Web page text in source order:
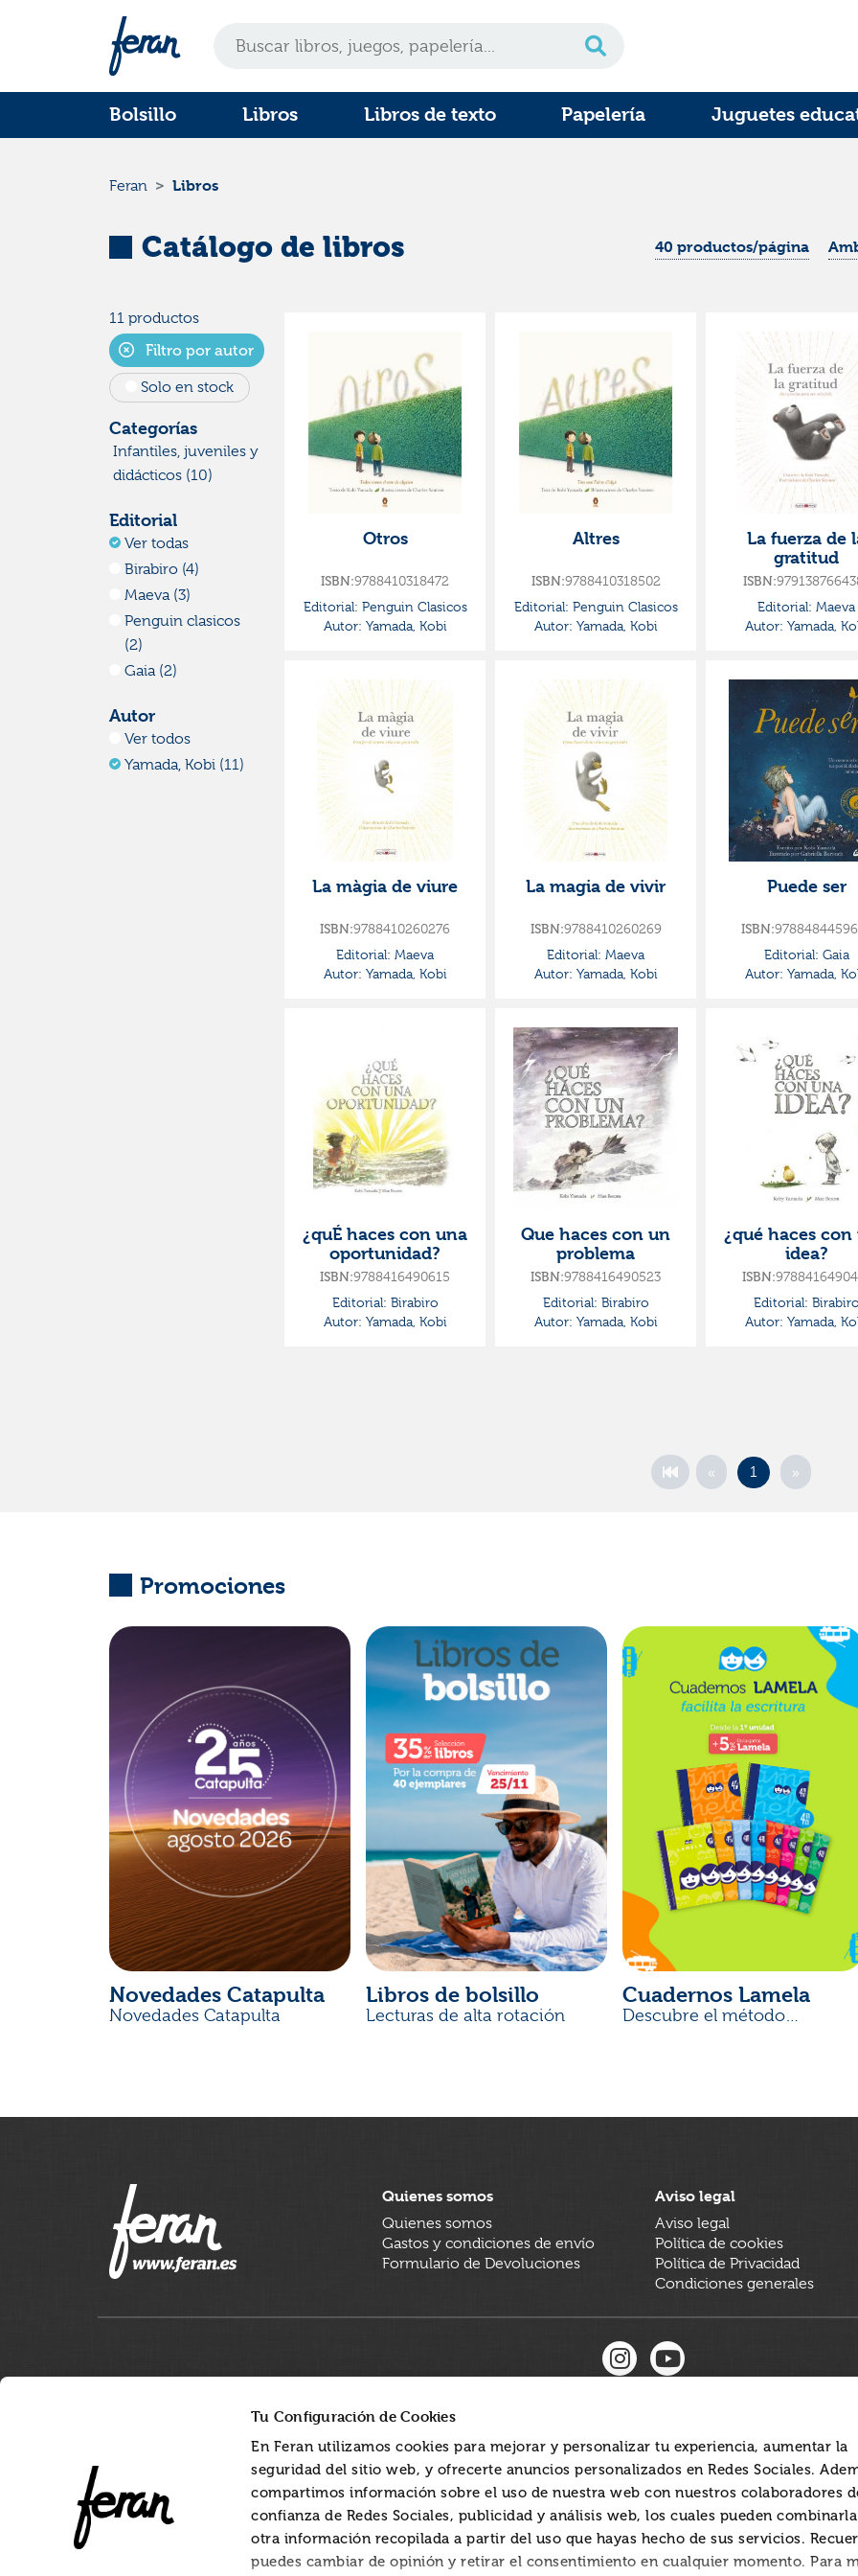
Tu Configuración de Cookies
En Feran utilizamos cookies para mejorar y personalizar tu experiencia, aumentar la
seguridad del sitio web, y ofrecerte anuncios personalizados en Redes Sociales.
compartimos información sobre el uso de nuestra web con nuestros colaboradores
confianza de Redes Sociales, publicidad y análisis web, los cuales pueden
otra información recopilada a partir del uso que hayas hecho de sus servicios.
puedes cambiar de opinión y retirar el consentimiento en cualquier momento. Para
Bolsillo Libros Libros de texto Papelería Juguetes
Feran Libros
Catálogo de libros 40 productos/página
11 productos
Filtro por autor
Solo en stock
Categorías
Infantiles, juveniles y
didácticos (10)
Editorial
Ver todas
Birabiro (4)
Maeva (3)
Penguin clasicos
(2)
Gaia (2)
Autor
Ver todos
Yamada, Kobi (11)
Otros
ISBN:9788410318472
Editorial: Penguin Clasicos
Autor: Yamada, Kobi
Altres
ISBN:9788410318502
Editorial: Penguin Clasicos
Autor: Yamada, Kobi
La fuerza de
gratitud
ISBN:
Editorial: Maeva
Autor: Yamada,
La màgia de viure
ISBN:9788410260276
Editorial: Maeva
Autor: Yamada, Kobi
La magia de vivir
ISBN:9788410260269
Editorial: Maeva
Autor: Yamada, Kobi
Puede ser
ISBN:
Editorial: Gaia
Autor: Yamada,
¿quÉ haces con una
oportunidad?
ISBN:9788416490615
Editorial: Birabiro
Autor: Yamada, Kobi
Que haces con un
problema
ISBN:9788416490523
Editorial: Birabiro
Autor: Yamada, Kobi
¿qué haces con
idea?
ISBN:
Editorial:
Autor: Yamada,
« 1 »
Promociones
Novedades Catapulta
Novedades Catapulta
Libros de bolsillo
Lecturas de alta rotación
Cuadernos Lamela
Descubre el método
Quienes somos
Quienes somos
Gastos y condiciones de envío
Formulario de Devoluciones
Aviso legal
Aviso legal
Política de cookies
Política de Privacidad
Condiciones generales